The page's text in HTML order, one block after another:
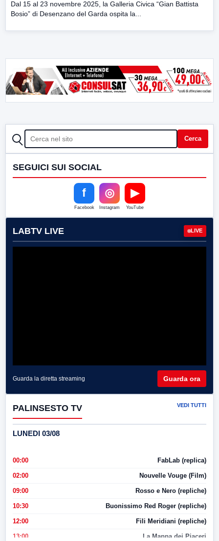
Dal 15 al 23 novembre 2025, la Galleria Civica “Gian Battista
Bosio” di Desenzano del Garda ospita la...
CERCA Cerca
SEGUICI SUI SOCIAL
f
Facebook
◎
Instagram
▶
YouTube
LABTV LIVE LIVE
Guarda la diretta streaming Guarda ora
PALINSESTO TV VEDI TUTTI
LUNEDI 03/08
00:00 FabLab (replica)
02:00 Nouvelle Vouge (Film)
09:00 Rosso e Nero (repliche)
10:30 Buonissimo Red Roger (repliche)
12:00 Fili Meridiani (repliche)
13:00 La Mappa dei Piaceri